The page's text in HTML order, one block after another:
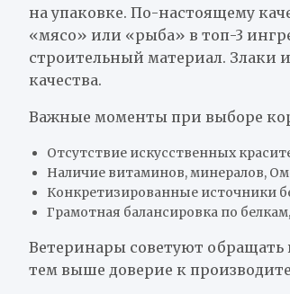
на упаковке. По-настоящему
«мясо» или «рыба» в топ-3
строительный материал. Злаки
качества.
Важные моменты при выборе
Отсутствие искусственных
Наличие витаминов, минералов,
Конкретизированные источники
Грамотная балансировка по
Ветеринары советуют обращать
тем выше доверие к